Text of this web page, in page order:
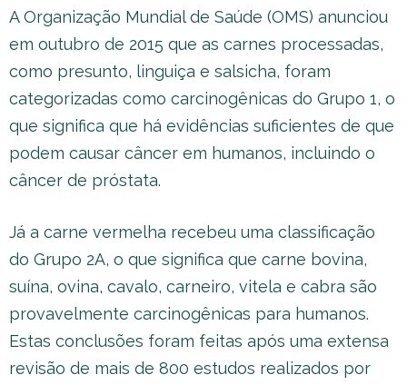
A Organização Mundial de Saúde (OMS) anunciou
em outubro de 2015 que as carnes processadas,
como presunto, linguiça e salsicha, foram
categorizadas como carcinogênicas do Grupo 1, o
que significa que há evidências suficientes de que
podem causar câncer em humanos, incluindo o
câncer de próstata.
Já a carne vermelha recebeu uma classificação
do Grupo 2A, o que significa que carne bovina,
suína, ovina, cavalo, carneiro, vitela e cabra são
provavelmente carcinogênicas para humanos.
Estas conclusões foram feitas após uma extensa
revisão de mais de 800 estudos realizados por